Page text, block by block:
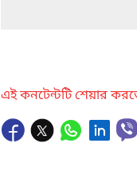
এই কনটেন্টটি শেয়ার